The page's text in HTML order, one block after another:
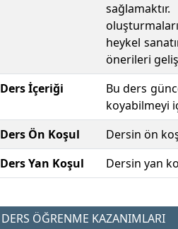
heykel
önerileri
Ders İçeriği
Bu ders
koyabilmeyi
Ders Ön Koşul
Dersin ön
Ders Yan Koşul
Dersin yan
DERS ÖĞRENME KAZANIMLARI